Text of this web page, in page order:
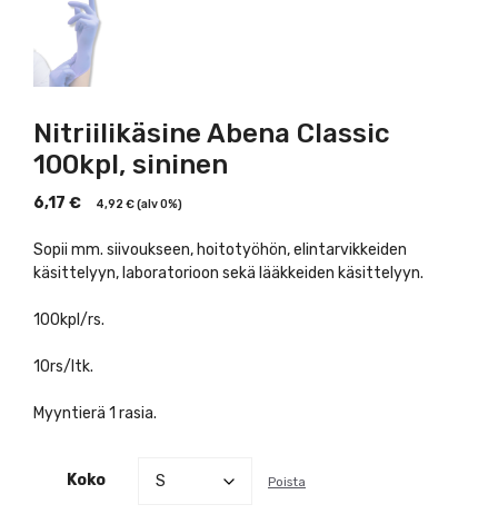
Nitriilikäsine Abena Classic
100kpl, sininen
6,17 € 4,92 €(alv 0%)
Sopii mm. siivoukseen, hoitotyöhön, elintarvikkeiden
käsittelyyn, laboratorioon sekä lääkkeiden käsittelyyn.
100kpl/rs.
10rs/ltk.
Myyntierä 1 rasia.
Koko Poista